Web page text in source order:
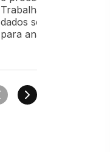
Trabalham para
dados sejam
para análise.